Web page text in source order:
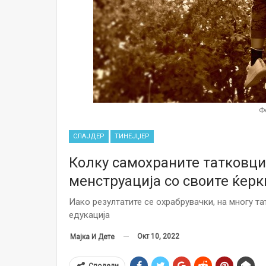
СЛАЈДЕР ТИНЕЈЏЕР
Колку самохраните
менструација со своите
Иако резултатите се охрабрувачки, на многу
едукација
Мајка И Дете Окт 10, 2022